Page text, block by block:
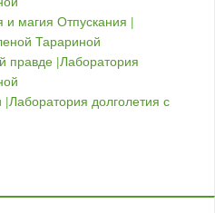
магия Отпускания |
Тарариной
правде |Лаборатория
долголетия с